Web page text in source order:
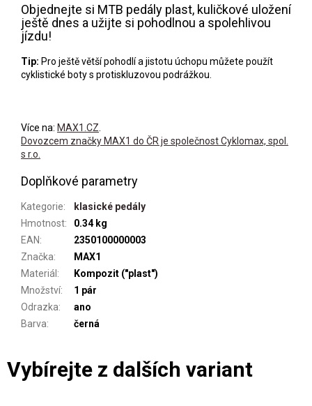
Objednejte si MTB pedály plast, kuličkové uložení
ještě dnes a užijte si pohodlnou a spolehlivou
jízdu!
Tip: Pro ještě větší pohodlí a jistotu úchopu můžete použít
cyklistické boty s protiskluzovou podrážkou.
Více na: MAX1.CZ
Dovozcem značky MAX1 do ČR je společnost Cyklomax, spol.
s r.o.
Doplňkové parametry
Kategorie:
klasické pedály
Hmotnost:
0.34 kg
EAN:
2350100000003
Značka:
MAX1
Materiál :
Kompozit ("plast")
Množství:
1 pár
Odrazka:
ano
Barva: černá